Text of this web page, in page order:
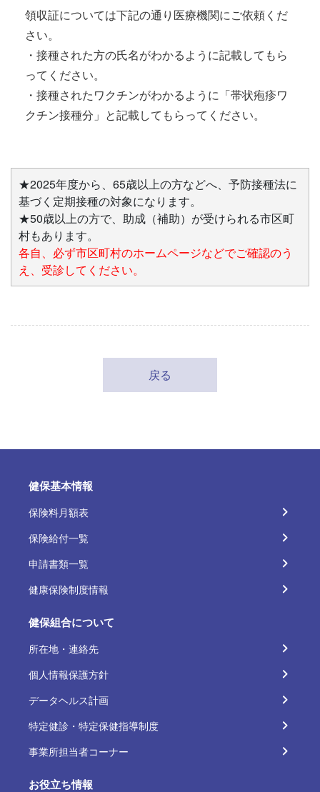
領収証については下記の通り医療機関にご依頼くだ
さい。
・接種された方の氏名がわかるように記載してもら
ってください。
・接種されたワクチンがわかるように「帯状疱疹ワ
クチン接種分」と記載してもらってください。
★2025年度から、65歳以上の方などへ、予防接種法に
基づく定期接種の対象になります。
★50歳以上の方で、助成（補助）が受けられる市区町
村もあります。
各自、必ず市区町村のホームページなどでご確認のう
え、受診してください。
戻る
健保基本情報
保険料月額表
保険給付一覧
申請書類一覧
健康保険制度情報
健保組合について
所在地・連絡先
個人情報保護方針
データヘルス計画
特定健診・特定保健指導制度
事業所担当者コーナー
お役立ち情報